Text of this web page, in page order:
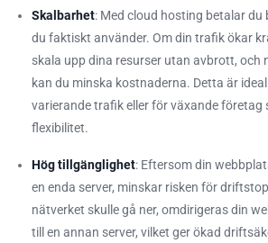
Skalbarhet: Med cloud hosting betalar du
du faktiskt använder. Om din trafik ökar
skala upp dina resurser utan avbrott, och
kan du minska kostnaderna. Detta är
varierande trafik eller för växande företag
flexibilitet.
Hög tillgänglighet: Eftersom din
en enda server, minskar risken för
nätverket skulle gå ner, omdirigeras din
till en annan server, vilket ger ökad